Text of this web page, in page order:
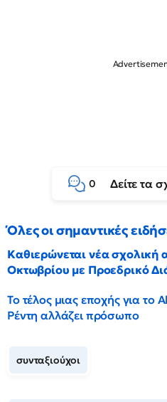
0 Δείτε τα
Όλες οι σημαντικές
Καθιερώνεται νέα σχολική
Οκτωβρίου με Προεδρικό
Το τέλος μιας εποχής για το
Ρέντη αλλάζει πρόσωπο
συνταξιούχοι